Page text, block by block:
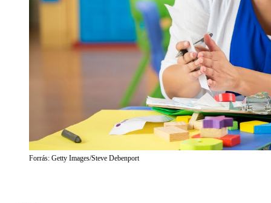
Forrás: Getty Images/Steve Debenport